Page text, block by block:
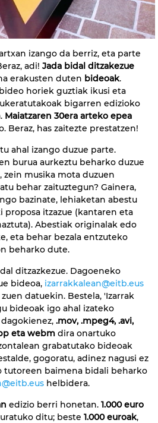
izango da berriz, eta parte
adi! Jada bidal ditzakezue
erakusten duten bideoak.
horiek guztiak ikusi eta
bigarren edizioko
Maiatzaren 30era arteko epea
Beraz, has zaitezte prestatzen!
ahal izango duzue parte.
burua aurkeztu beharko duzue
zein musika mota duzuen
behar zaituztegun? Gainera,
bazinate, lehiaketan abestu
proposa itzazue (kantaren eta
Abestiak originalak edo
eta behar bezala entzuteko
beharko dute.
ditzazkezue. Dagoeneko
bideoa, izarrakkalean@eitb.eus
datuekin. Bestela, 'Izarrak
bideoak igo ahal izateko
dagokienez, .mov, .mpeg4, .avi,
eta webm dira onartuko
grabatutako bideoak
gogoratu, adinez nagusi ez
tutoreen baimena bidali beharko
helbidera.
edizio berri honetan. 1.000 euro
ditu; beste 1.000 euroak,